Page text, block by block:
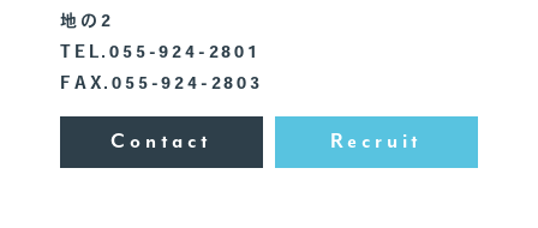
地の2
TEL.055-924-2801
FAX.055-924-2803
Contact Recruit